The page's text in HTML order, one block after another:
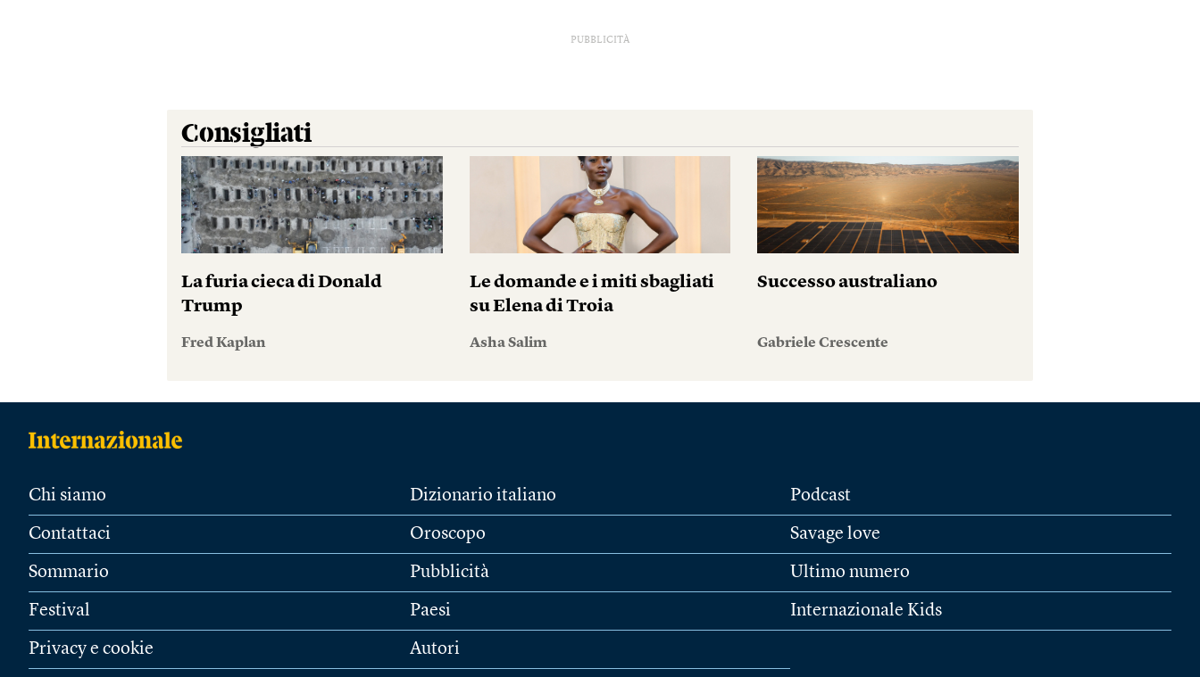
PUBBLICITÀ
Consigliati
La furia cieca di Donald
Trump
Fred Kaplan
Le domande e i miti sbagliati
su Elena di Troia
Asha Salim
Successo australiano
Gabriele Crescente
Chi siamo
Contattaci
Sommario
Festival
Privacy e cookie
Dizionario italiano
Oroscopo
Pubblicità
Paesi
Autori
Podcast
Savage love
Ultimo numero
Internazionale Kids